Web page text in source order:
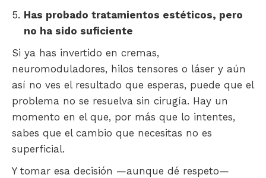
Has probado tratamientos estéticos, pero
no ha sido suficiente
Si ya has invertido en cremas,
neuromoduladores, hilos tensores o láser y aún
así no ves el resultado que esperas, puede que el
problema no se resuelva sin cirugía. Hay un
momento en el que, por más que lo intentes,
sabes que el cambio que necesitas no es
superficial.
Y tomar esa decisión —aunque dé respeto—